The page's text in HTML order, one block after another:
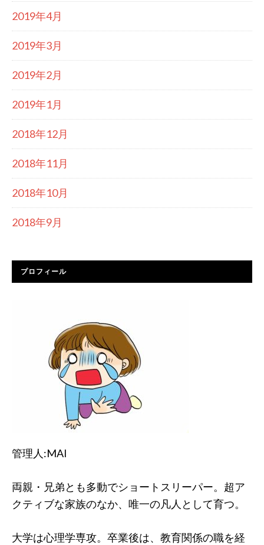
2019年4月
2019年3月
2019年2月
2019年1月
2018年12月
2018年11月
2018年10月
2018年9月
プロフィール
管理人:MAI
両親・兄弟とも多動でショートスリーパー。超ア
クティブな家族のなか、唯一の凡人として育つ。
大学は心理学専攻。卒業後は、教育関係の職を経